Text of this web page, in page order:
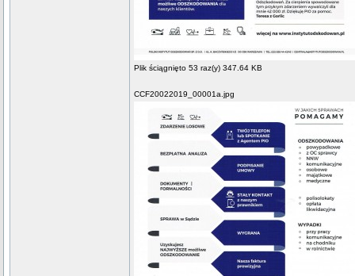
Plik ściągnięto 53 raz(y) 347.64 KB
CCF20022019_00001a.jpg